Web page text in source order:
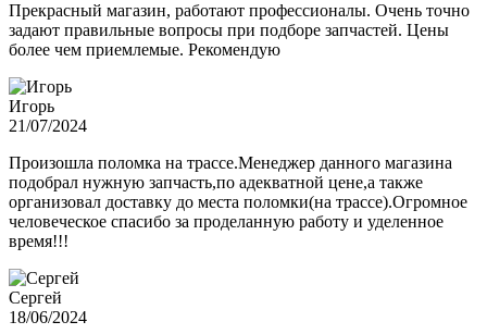
Прекрасный магазин, работают профессионалы. Очень точно
задают правильные вопросы при подборе запчастей. Цены
более чем приемлемые. Рекомендую
Игорь
21/07/2024
Произошла поломка на трассе.Менеджер данного магазина
подобрал нужную запчасть,по адекватной цене,а также
организовал доставку до места поломки(на трассе).Огромное
человеческое спасибо за проделанную работу и уделенное
время!!!
Сергей
18/06/2024